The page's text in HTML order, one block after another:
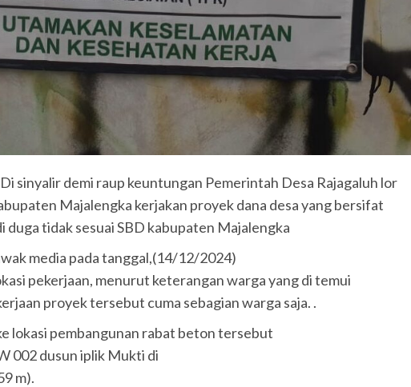
sinyalir demi raup keuntungan Pemerintah Desa Rajagaluh lor
Majalengka kerjakan proyek dana desa yang bersifat
duga tidak sesuai SBD kabupaten Majalengka
media pada tanggal,(14/12/2024)
pekerjaan, menurut keterangan warga yang di temui
proyek tersebut cuma sebagian warga saja. .
lokasi pembangunan rabat beton tersebut
002 dusun iplik Mukti di
m).